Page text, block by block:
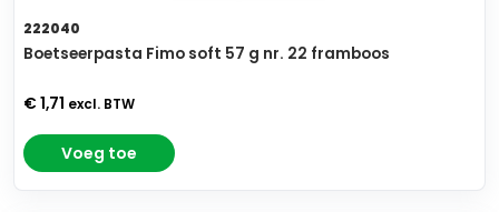
222040
Boetseerpasta Fimo soft 57 g nr. 22 framboos
€ 1,71 excl. BTW
Voeg toe